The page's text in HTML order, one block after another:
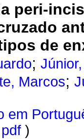
peri-
de
;
Marcos;
em
pdf )